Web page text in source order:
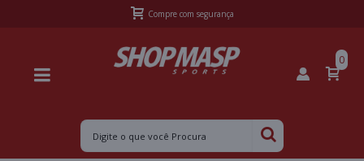
Frete Grátis Sul acima de R$399,99 e Sudeste acima de R$499,99
0